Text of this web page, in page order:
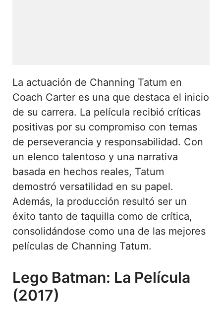
La actuación de Channing Tatum en
Coach Carter es una que destaca el inicio
de su carrera. La película recibió críticas
positivas por su compromiso con temas
de perseverancia y responsabilidad. Con
un elenco talentoso y una narrativa
basada en hechos reales, Tatum
demostró versatilidad en su papel.
Además, la producción resultó ser un
éxito tanto de taquilla como de crítica,
consolidándose como una de las mejores
películas de Channing Tatum.
Lego Batman: La Película
(2017)